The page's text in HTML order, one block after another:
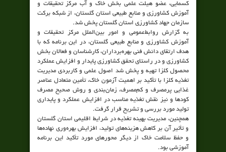
کسمایی، عضو هیلت علمی بخش خاک و آب مرکز تحقیقات و
آموزش کشاورزی و منابع طبیعی استان گلستان، از شبکه برکت
سازمان جهاد کشاورزی استان گلستان پخش شد.
به گزارش روابط‌عمومی و امور بین‌الملل مرکز تحقیقات و
آموزش کشاورزی و منابع طبیعی گلستان، در این برنامه که با
هدف ارتقای دانش فنی بهره‌برداران، کارشناسان و فعالان بخش
کشاورزی و در راستای تحقق کشاورزی پایدار و افزایش عملکرد
محصول کلزا تهیه و پخش شد اصول علمی و کاربردی مدیریت
تغذیه کلزا با تأکید بر اهمیت آزمون خاک، تأمین متعادل عناصر
غذایی پرمصرف و کم‌مصرف، زمان‌بندی و روش صحیح مصرف
کودها و نیز نقش تغذیه مناسب در افزایش عملکرد و پایداری
تولید مورد بررسی و تشریح قرار گرفت.
همچنین، مدیریت بهینه تغذیه در شرایط اقلیمی استان گلستان
و تأثیر آن بر کاهش هزینه‌های تولید، افزایش بهره‌وری نهاده‌ها
و حفظ سلامت خاک از دیگر محورهای مورد تأکید این برنامه
آموزشی بود.